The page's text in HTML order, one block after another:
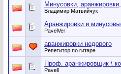
Минусовки,
Владимир Матвийчук
Аранжировки и
PavelVer
аранжировки недорого
Репетитор по гитаре
Проф. аранжировщик \
Pavell